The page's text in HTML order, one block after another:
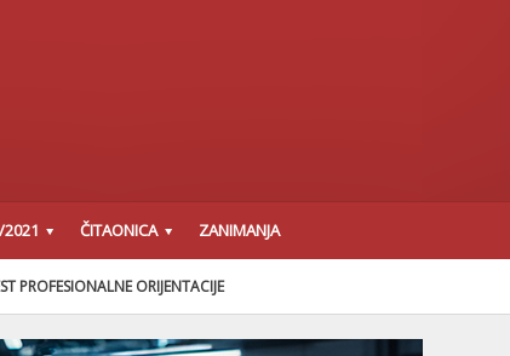
2021 ČITAONICA ZANIMANJA
PROFESIONALNE ORIJENTACIJE